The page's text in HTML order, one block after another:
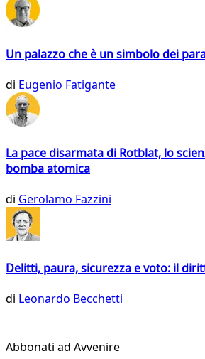
Un palazzo che è un simbolo dei
di Eugenio Fatigante
La pace disarmata di Rotblat, lo
bomba atomica
di Gerolamo Fazzini
Delitti, paura, sicurezza e voto: il
di Leonardo Becchetti
Abbonati ad Avvenire